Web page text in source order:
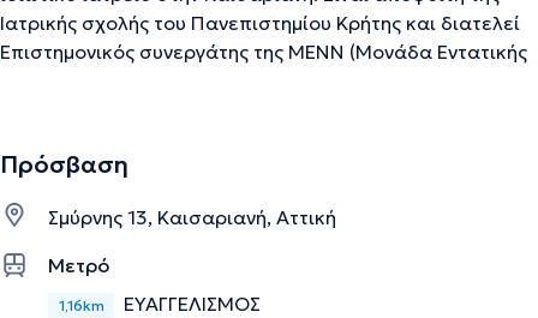
Ιατρικής σχολής του Πανεπιστημίου Κρήτης και διατελεί
Επιστημονικός συνεργάτης της ΜΕΝΝ (Μονάδα Εντατικής
Την περιγραφή επιμελείται η ομάδα του doctoranytime βασισμένη σε
Πρόσβαση
Σμύρνης 13, Καισαριανή, Αττική
Μετρό
1,16km ΕΥΑΓΓΕΛΙΣΜΟΣ